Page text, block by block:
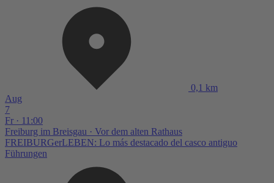
0,1 km
Aug
7
Fr · 11:00
Freiburg im Breisgau · Vor dem alten Rathaus
FREIBURGerLEBEN: Lo más destacado del casco antiguo
Führungen